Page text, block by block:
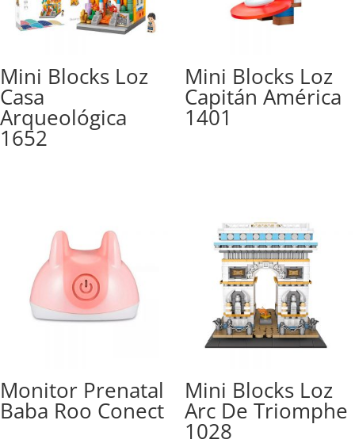
Mini Blocks Loz
Casa
Arqueológica
1652
Mini Blocks Loz
Capitán América
1401
Monitor Prenatal
Baba Roo Conect
Mini Blocks Loz
Arc De Triomphe
1028